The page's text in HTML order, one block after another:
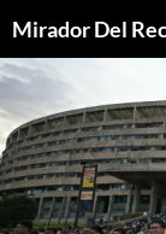
contenido
Mirador Del